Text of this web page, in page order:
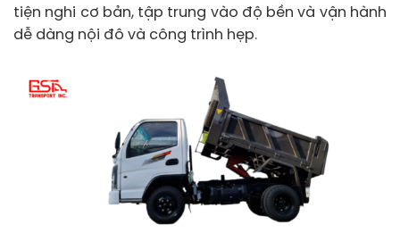
tiện nghi cơ bản, tập trung vào độ bền và vận hành
dễ dàng nội đô và công trình hẹp.